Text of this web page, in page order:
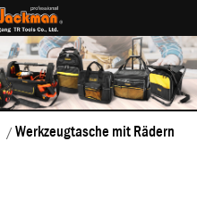
/Werkzeugtasche mit Rädern